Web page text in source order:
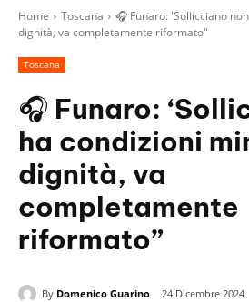
Home Toscana
🎧 Funaro: 'Sollicciano
dignità, va completamente riformato"
Toscana
🎧 Funaro:
ha condizioni
dignità, va
completamente
riformato”
By Domenico Guarino 24 Dicembre 2024